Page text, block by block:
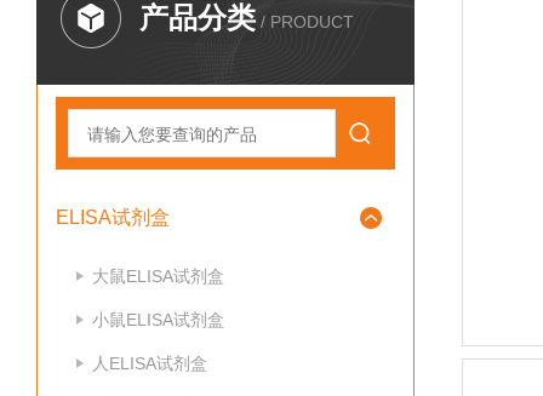
产品分类 / PRODUCT
ELISA试剂盒
大鼠ELISA试剂盒
小鼠ELISA试剂盒
人ELISA试剂盒